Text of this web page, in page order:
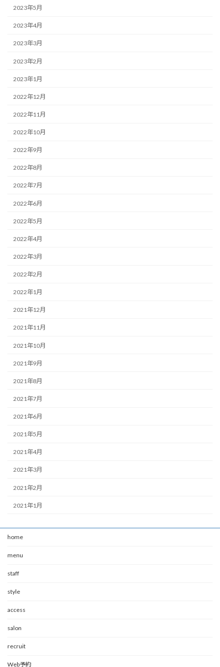
2023年5月
2023年4月
2023年3月
2023年2月
2023年1月
2022年12月
2022年11月
2022年10月
2022年9月
2022年8月
2022年7月
2022年6月
2022年5月
2022年4月
2022年3月
2022年2月
2022年1月
2021年12月
2021年11月
2021年10月
2021年9月
2021年8月
2021年7月
2021年6月
2021年5月
2021年4月
2021年3月
2021年2月
2021年1月
home
menu
staff
style
access
salon
recruit
Web予約